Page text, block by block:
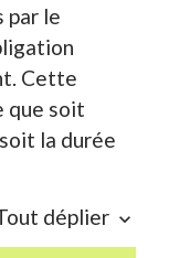
par le
Cette
que soit
la durée
déplier keyboard_arrow_down